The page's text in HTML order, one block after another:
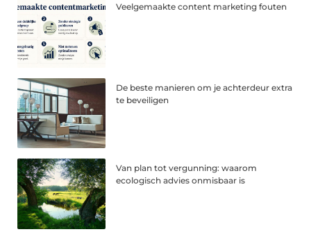
Veelgemaakte content marketing fouten
De beste manieren om je achterdeur extra
te beveiligen
Van plan tot vergunning: waarom
ecologisch advies onmisbaar is